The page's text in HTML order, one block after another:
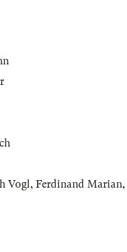
Vogl, Ferdinand Marian,